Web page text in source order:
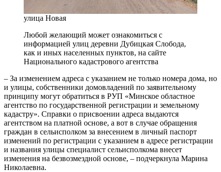
улица Новая
Любой желающий может ознакомиться с
информацией улиц деревни Дубицкая Слобода,
как и иных населенных пунктов, на сайте
Национального кадастрового агентства
– За изменением адреса с указанием не только номера дома, но
и улицы, собственники домовладений по заявительному
принципу могут обратиться в РУП «Минское областное
агентство по государственной регистрации и земельному
кадастру». Справки о присвоении адреса выдаются
агентством на платной основе, а вот в случае обращения
граждан в сельисполком за внесением в личный паспорт
изменений по регистрации с указанием в адресе регистрации
и названия улицы специалист сельисполкома внесет
изменения на безвозмездной основе, – подчеркнула Марина
Николаевна.